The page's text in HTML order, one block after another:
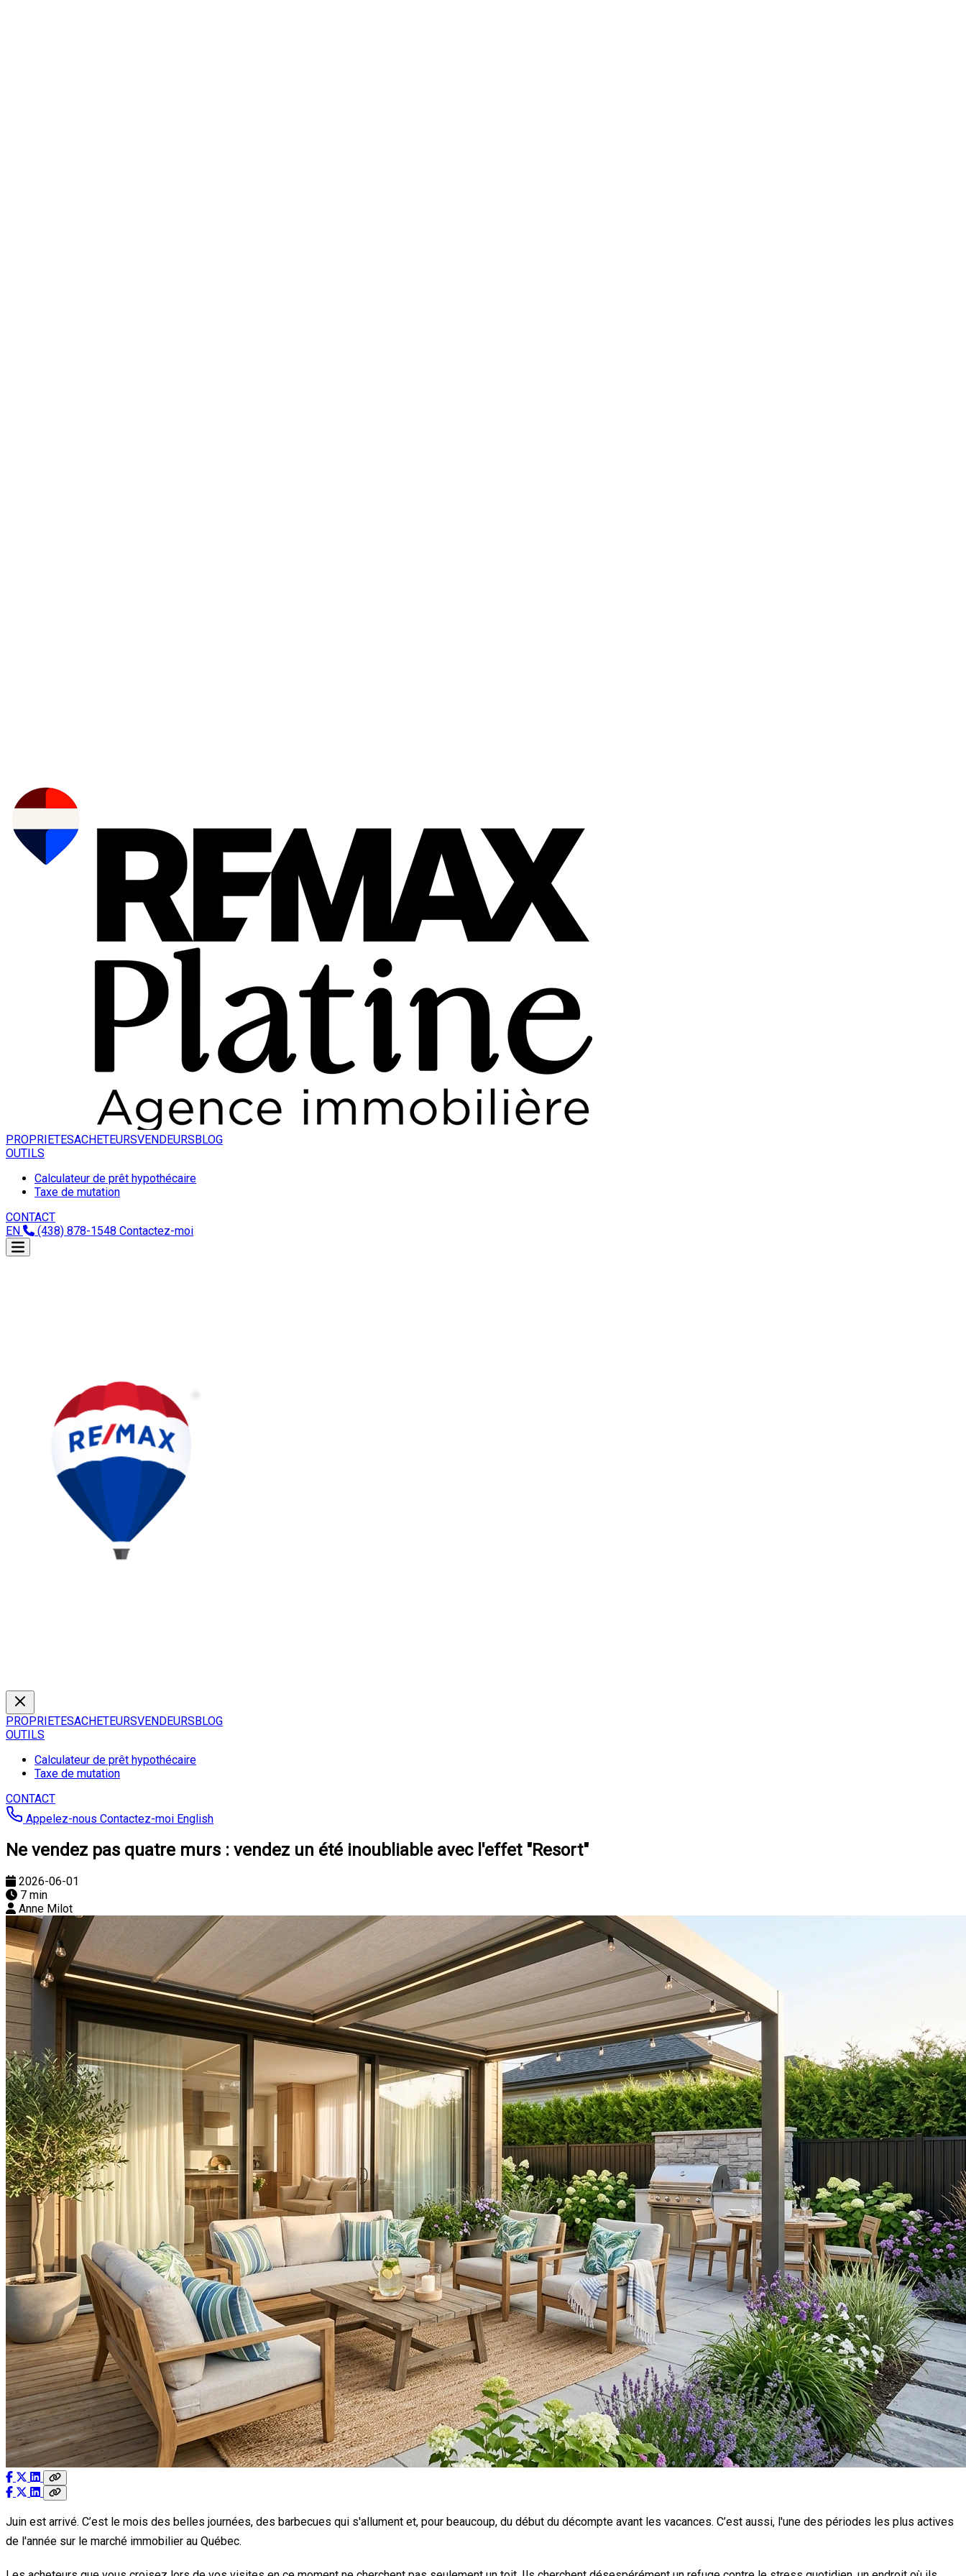
PROPRIETESACHETEURSVENDEURSBLOG
OUTILS
Calculateur de prêt hypothécaire
Taxe de mutation
CONTACT
EN
(438) 878-1548 Contactez-moi
PROPRIETESACHETEURSVENDEURSBLOG
OUTILS
Calculateur de prêt hypothécaire
Taxe de mutation
CONTACT
Appelez-nous Contactez-moi English
Ne vendez pas quatre murs : vendez un été inoubliable avec l'effet "Resort"
2026-06-01
7 min
Anne Milot
Juin est arrivé. C’est le mois des belles journées, des barbecues qui s'allument et, pour beaucoup, du début du décompte avant les vacances. C’est aussi, l'une des périodes les plus actives
de l'année sur le marché immobilier au Québec.